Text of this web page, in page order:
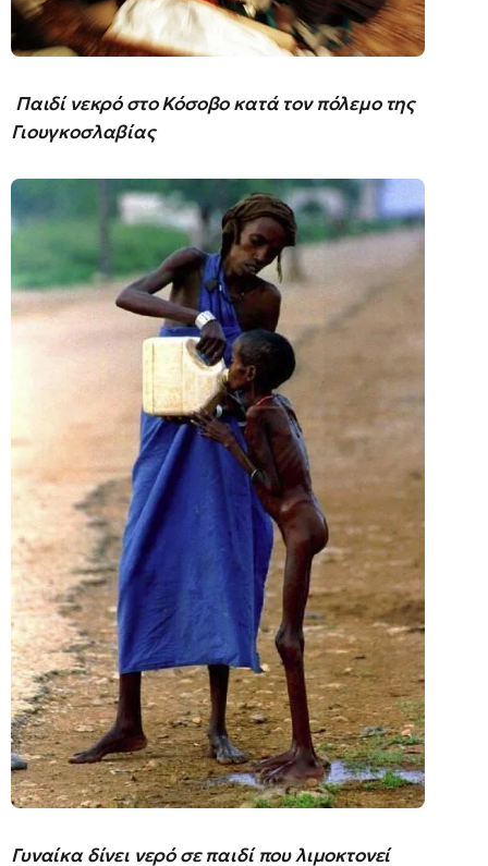
Παιδί νεκρό στο Κόσοβο κατά τον πόλεμο της
Γιουγκοσλαβίας
Γυναίκα δίνει νερό σε παιδί που λιμοκτονεί